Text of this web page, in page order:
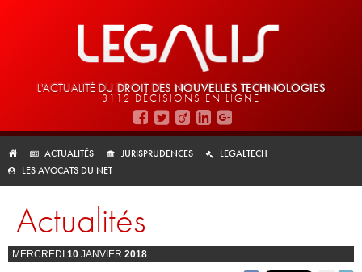
L'ACTUALITÉ DU DROIT DES NOUVELLES TECHNOLOGIES
3112 DÉCISIONS EN LIGNE
ACTUALITÉS JURISPRUDENCES
LEGALTECH
LES AVOCATS DU NET
Actualités
MERCREDI 10 JANVIER 2018